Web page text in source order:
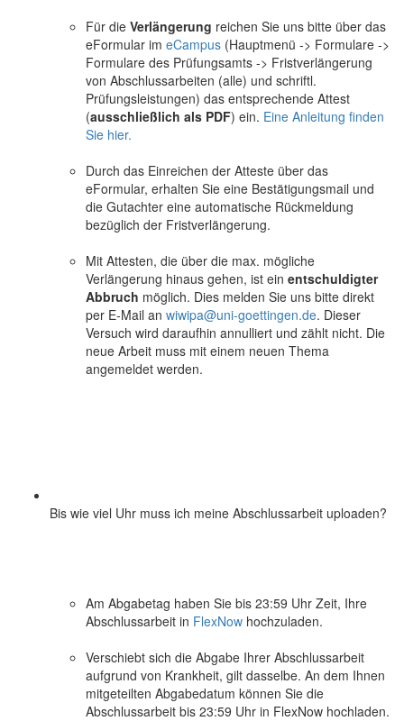
Für die Verlängerung reichen Sie uns bitte über das
eFormular im eCampus (Hauptmenü -> Formulare ->
Formulare des Prüfungsamts -> Fristverlängerung
von Abschlussarbeiten (alle) und schriftl.
Prüfungsleistungen) das entsprechende Attest
(ausschließlich als PDF) ein. Eine Anleitung finden
Sie hier.
Durch das Einreichen der Atteste über das
eFormular, erhalten Sie eine Bestätigungsmail und
die Gutachter eine automatische Rückmeldung
bezüglich der Fristverlängerung.
Mit Attesten, die über die max. mögliche
Verlängerung hinaus gehen, ist ein entschuldigter
Abbruch möglich. Dies melden Sie uns bitte direkt
per E-Mail an wiwipa@uni-goettingen.de. Dieser
Versuch wird daraufhin annulliert und zählt nicht. Die
neue Arbeit muss mit einem neuen Thema
angemeldet werden.
Bis wie viel Uhr muss ich meine Abschlussarbeit uploaden?
Am Abgabetag haben Sie bis 23:59 Uhr Zeit, Ihre
Abschlussarbeit in FlexNow hochzuladen.
Verschiebt sich die Abgabe Ihrer Abschlussarbeit
aufgrund von Krankheit, gilt dasselbe. An dem Ihnen
mitgeteilten Abgabedatum können Sie die
Abschlussarbeit bis 23:59 Uhr in FlexNow hochladen.